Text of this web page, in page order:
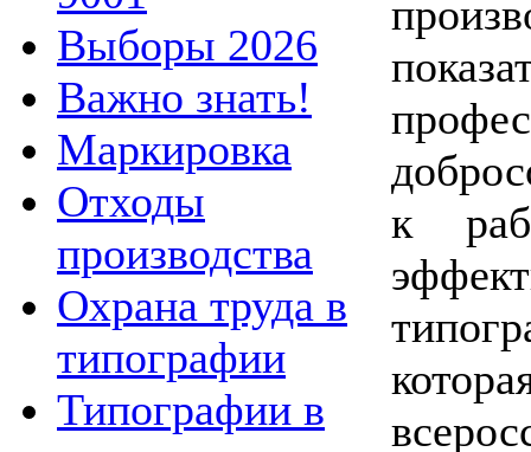
Выборы 2026
Важно знать!
Маркировка
Отходы
производства
Охрана труда в
типографии
Типографии в
к